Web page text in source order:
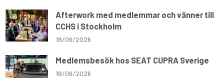
Afterwork med medlemmar och vänner till
CCHS i Stockholm
18/06/2026
Medlemsbesök hos SEAT CUPRA Sverige
18/06/2026